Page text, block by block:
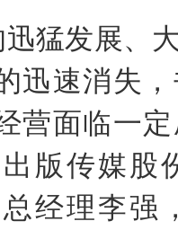
猛发展、
迅速消失
营面临一
版传媒股
经理李强